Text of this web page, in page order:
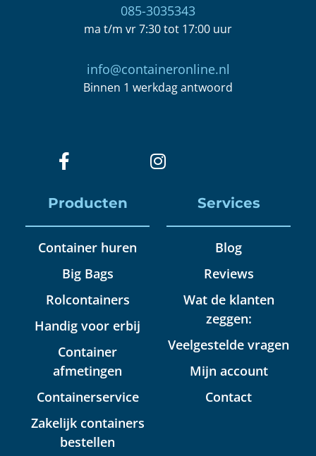
085-3035343
ma t/m vr 7:30 tot 17:00 uur
info@containeronline.nl
Binnen 1 werkdag antwoord
Producten
Container huren
Big Bags
Rolcontainers
Handig voor erbij
Container
afmetingen
Containerservice
Zakelijk containers
bestellen
Services
Blog
Reviews
Wat de klanten
zeggen:
Veelgestelde vragen
Mijn account
Contact